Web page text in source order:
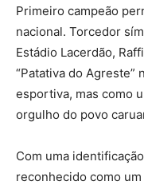
Primeiro campeão
nacional. Torcedor
Estádio Lacerdão,
“Patativa do Agreste”
esportiva, mas como
orgulho do povo
Com uma
reconhecido como